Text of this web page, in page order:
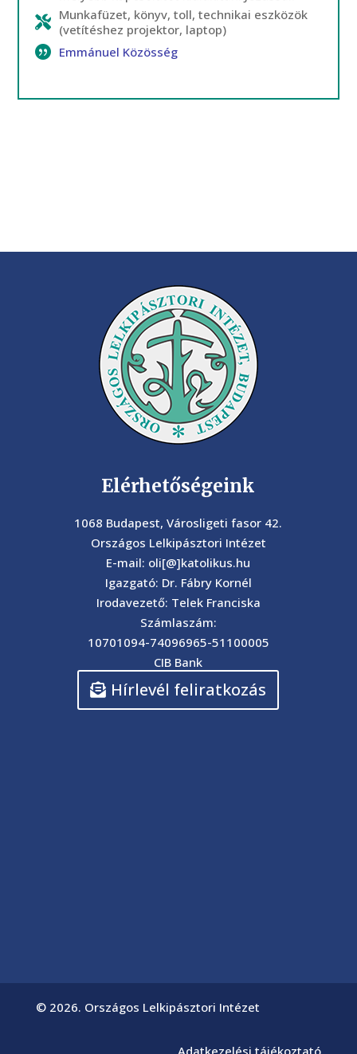
Munkafüzet, könyv, toll, technikai eszközök
(vetítéshez projektor, laptop)
Emmánuel Közösség
Elérhetőségeink
1068 Budapest, Városligeti fasor 42.
Országos Lelkipásztori Intézet
E-mail: oli[@]katolikus.hu
Igazgató: Dr. Fábry Kornél
Irodavezető: Telek Franciska
Számlaszám:
10701094-74096965-51100005
CIB Bank
Hírlevél feliratkozás
© 2026. Országos Lelkipásztori Intézet